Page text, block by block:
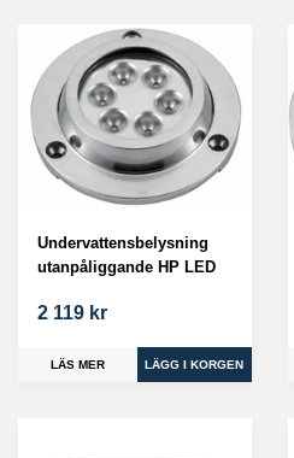
Undervattensbelysning
utanpåliggande HP LED
2 119 kr
LÄS MER